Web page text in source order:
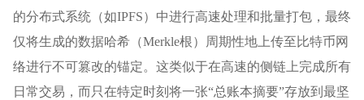
的分布式系统（如IPFS）中进行高速处理和批量打包，最终
仅将生成的数据哈希（Merkle根）周期性地上传至比特币网
络进行不可篡改的锚定。这类似于在高速的侧链上完成所有
日常交易，而只在特定时刻将一张“总账本摘要”存放到最坚